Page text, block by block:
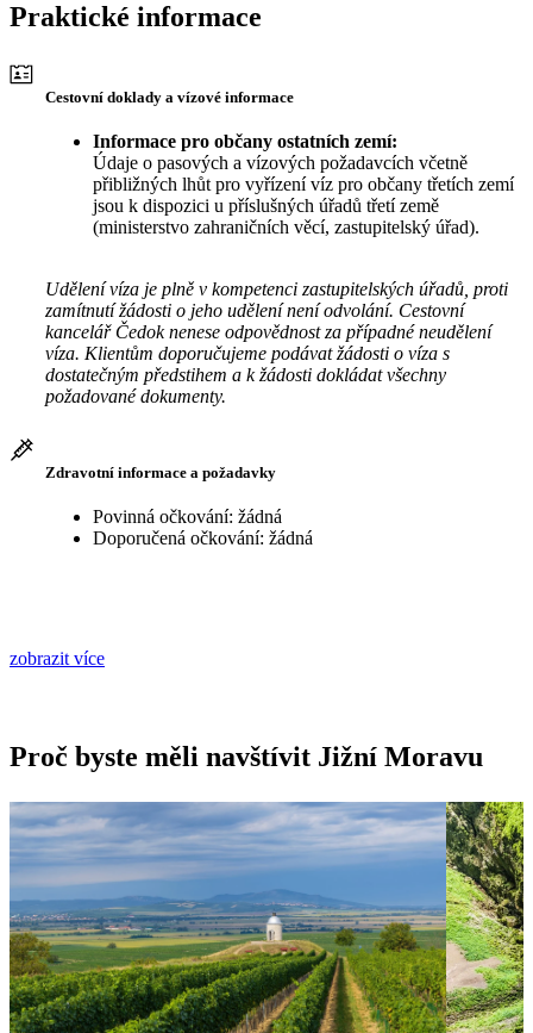
Praktické informace
Cestovní doklady a vízové informace
Informace pro občany ostatních zemí:
Údaje o pasových a vízových požadavcích včetně
přibližných lhůt pro vyřízení víz pro občany třetích zemí
jsou k dispozici u příslušných úřadů třetí země
(ministerstvo zahraničních věcí, zastupitelský úřad).
Udělení víza je plně v kompetenci zastupitelských úřadů, proti
zamítnutí žádosti o jeho udělení není odvolání. Cestovní
kancelář Čedok nenese odpovědnost za případné neudělení
víza. Klientům doporučujeme podávat žádosti o víza s
dostatečným předstihem a k žádosti dokládat všechny
požadované dokumenty.
Zdravotní informace a požadavky
Povinná očkování: žádná
Doporučená očkování: žádná
zobrazit více
Proč byste měli navštívit Jižní Moravu